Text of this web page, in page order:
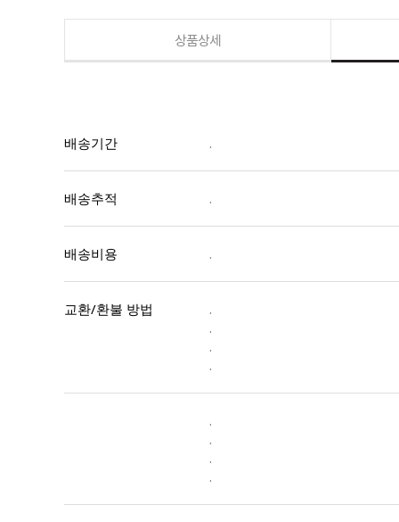
상품상세
배송기간 .
배송추적 .
배송비용 .
교환/환불 방법
.
.
.
.
.
.
.
.